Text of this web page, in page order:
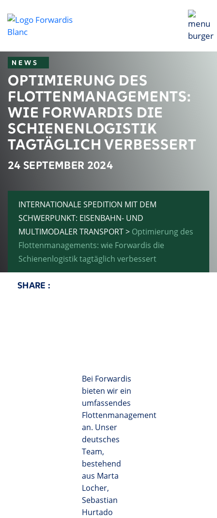
NEWS
OPTIMIERUNG DES
FLOTTENMANAGEMENTS:
WIE FORWARDIS DIE
SCHIENENLOGISTIK
TAGTÄGLICH VERBESSERT
24 SEPTEMBER 2024
INTERNATIONALE SPEDITION MIT DEM
SCHWERPUNKT: EISENBAHN- UND
MULTIMODALER TRANSPORT> Optimierung des
Flottenmanagements: wie Forwardis die
Schienenlogistik tagtäglich verbessert
SHARE :
Bei Forwardis
bieten wir ein
umfassendes
Flottenmanagement
an. Unser
deutsches
Team,
bestehend
aus Marta
Locher,
Sebastian
Hurtado